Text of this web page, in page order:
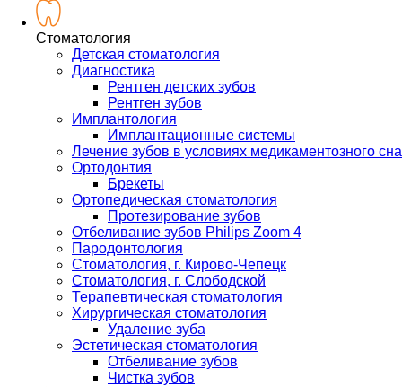
Стоматология
Детская стоматология
Диагностика
Рентген детских зубов
Рентген зубов
Имплантология
Имплантационные системы
Лечение зубов в условиях медикаментозного сна
Ортодонтия
Брекеты
Ортопедическая стоматология
Протезирование зубов
Отбеливание зубов Philips Zoom 4
Пародонтология
Стоматология, г. Кирово-Чепецк
Стоматология, г. Слободской
Терапевтическая стоматология
Хирургическая стоматология
Удаление зуба
Эстетическая стоматология
Отбеливание зубов
Чистка зубов